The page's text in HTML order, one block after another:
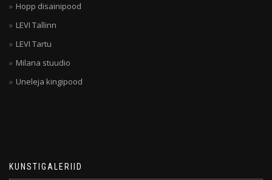
Hopp disainipood
LEVI Tallinn
LEVI Tartu
Milana stuudio
Uneleja kingipood
KUNSTIGALERIID